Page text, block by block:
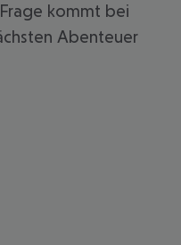
kommt bei
Abenteuer